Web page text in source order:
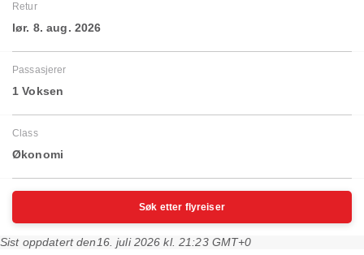
Retur
lør. 8. aug. 2026
Passasjerer
1 Voksen
Class
Økonomi
Søk etter flyreiser
Sist oppdatert den 16. juli 2026 kl. 21:23 GMT+0